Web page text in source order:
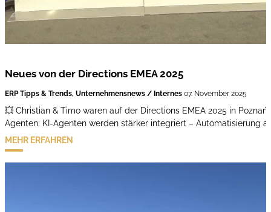
Neues von der Directions EMEA 2025
ERP Tipps & Trends, Unternehmensnews / Internes 07. November 2025
💥 Christian & Timo waren auf der Directions EMEA 2025 in
Agenten: KI-Agenten werden stärker integriert – Automatisierung
MEHR ERFAHREN